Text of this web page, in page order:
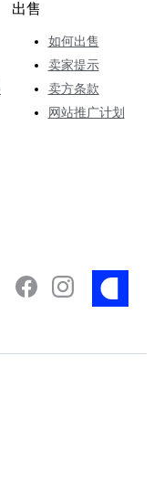
出售
如何出售
卖家提示
卖方条款
网站推广计划